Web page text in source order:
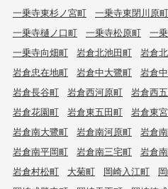
一乗寺東杉ノ宮町
一乗寺東閉川原町
一乗寺樋ノ口町
一乗寺松原町 一
一乗寺向畑町
岩倉北池田町 岩倉
岩倉忠在地町
岩倉中大鷺町 岩倉
岩倉長谷町
岩倉西河原町 岩倉西
岩倉花園町
岩倉東五田町 岩倉東
岩倉南大鷺町
岩倉南河原町 岩倉
岩倉南平岡町
岩倉南三宅町 岩倉
岩倉村松町
大菊町 岡崎入江町